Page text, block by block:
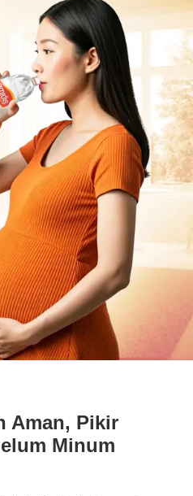
Aman, Pikir
Minum